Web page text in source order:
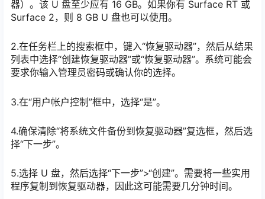
器）。该 U 盘至少应有 16 GB。如果你有 Surface RT 或
Surface 2，则 8 GB U 盘也可以使用。
2.在任务栏上的搜索框中，键入“恢复驱动器”，然后从结果
列表中选择“创建恢复驱动器”或“恢复驱动器”。系统可能会
要求你输入管理员密码或确认你的选择。
3.在“用户帐户控制”框中，选择“是”。
4.确保清除“将系统文件备份到恢复驱动器”复选框，然后选
择“下一步”。
5.选择 U 盘，然后选择“下一步”>“创建”。需要将一些实用
程序复制到恢复驱动器，因此这可能需要几分钟时间。